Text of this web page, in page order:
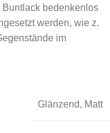
bedenkenlos
werden, wie z.
im
Glänzend, Matt